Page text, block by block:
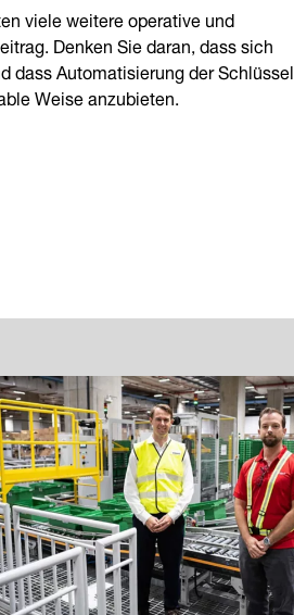
viele weitere operative und
Denken Sie daran, dass sich
dass Automatisierung der Schlüssel
Weise anzubieten.